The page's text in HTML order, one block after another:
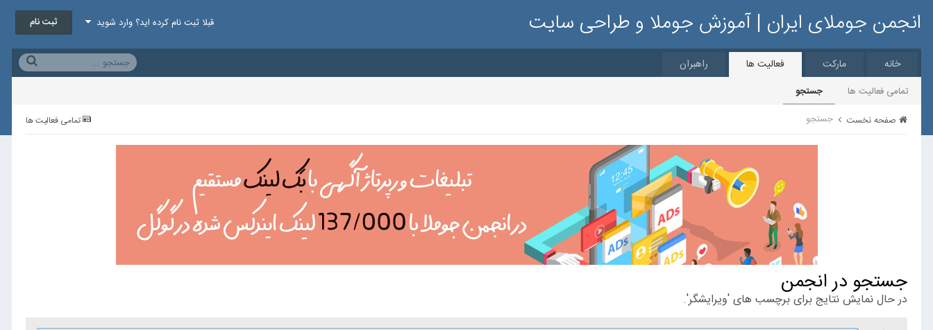
انجمن جوملای ایران | آموزش جوملا و طراحی سایت قبلا ثبت نام کرده اید؟ وارد شوید ثبت نام
خانه مارکت فعالیت ها
تمامی فعالیت ها جستجو
راهبران
تمامی فعالیت ها صفحه نخست جستجو
جستجو در انجمن
در حال نمایش نتایج برای برچسب های 'ویرایشگر'.